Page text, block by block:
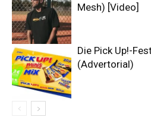
Mesh) [Video]
Die Pick Up!-
(Advertorial)